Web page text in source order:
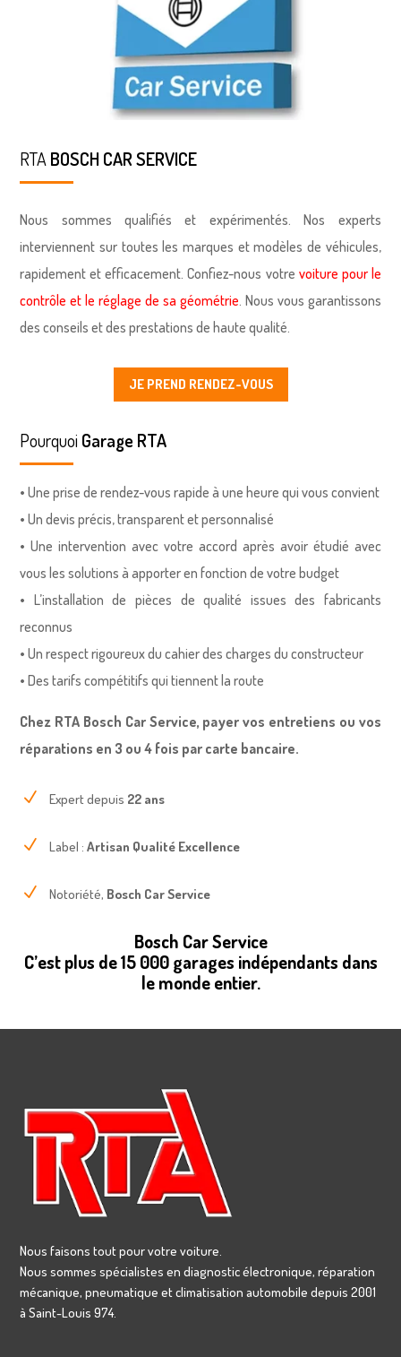
RTABOSCH CAR SERVICE
Nous sommes qualifiés et expérimentés. Nos experts
interviennent sur toutes les marques et modèles de véhicules,
rapidement et efficacement. Confiez-nous votre voiture pour le
contrôle et le réglage de sa géométrie . Nous vous garantissons
des conseils et des prestations de haute qualité.
JE PREND RENDEZ-VOUS
Pourquoi Garage RTA
• Une prise de rendez-vous rapide à une heure qui vous convient
• Un devis précis, transparent et personnalisé
• Une intervention avec votre accord après avoir étudié avec
vous les solutions à apporter en fonction de votre budget
• L’installation de pièces de qualité issues des fabricants
reconnus
• Un respect rigoureux du cahier des charges du constructeur
• Des tarifs compétitifs qui tiennent la route
Chez RTA Bosch Car Service, payer vos entretiens ou vos
réparations en 3 ou 4 fois par carte bancaire.
N Expert depuis 22 ans
N Label : Artisan Qualité Excellence
N Notoriété, Bosch Car Service
Bosch Car Service
C’est plus de 15 000 garages indépendants dans
le monde entier.
Nous faisons tout pour votre voiture.
Nous sommes spécialistes en diagnostic électronique, réparation
mécanique, pneumatique et climatisation automobile depuis 2001
à Saint-Louis 974.